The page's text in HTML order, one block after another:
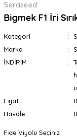
Seraseed
Bigmek F1 İri
Kategori
Marka
İNDİRİM
Fiyat
Havale
Fide Viyolü Seçiniz